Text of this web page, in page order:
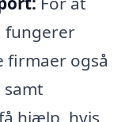
fungerer
firmaer også
samt